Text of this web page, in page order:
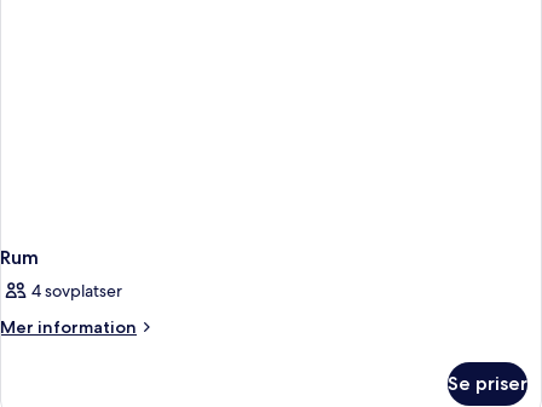
Rum
4 sovplatser
Mer information
Mer
Se priser